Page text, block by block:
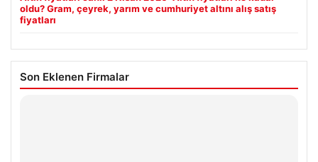
oldu? Gram, çeyrek, yarım ve cumhuriyet altını alış satış
fiyatları
Son Eklenen Firmalar